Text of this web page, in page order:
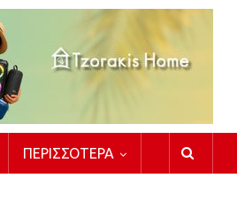
ΠΕΡΙΣΣΌΤΕΡΑ